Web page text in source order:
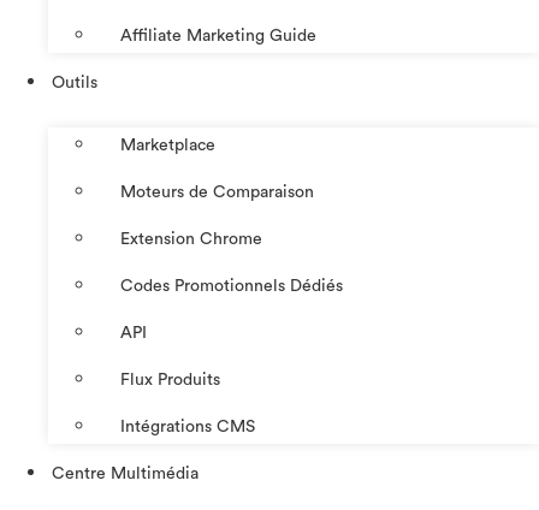
Affiliate Marketing Guide
Outils
Marketplace
Moteurs de Comparaison
Extension Chrome
Codes Promotionnels Dédiés
API
Flux Produits
Intégrations CMS
Centre Multimédia